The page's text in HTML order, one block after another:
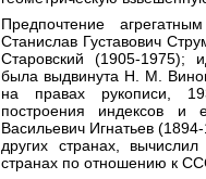
Предпочтение
Станислав Густавович
Старовский (1905-1975);
была выдвинута Н. М.
на правах рукописи,
построения индексов и
Васильевич Игнатьев
других странах,
странах по отношению к